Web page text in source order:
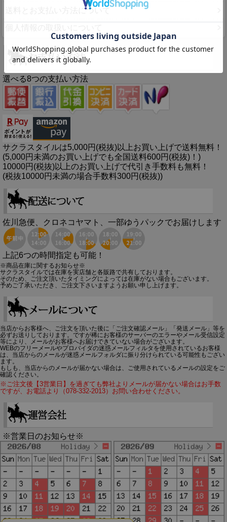
送料とお支払い方法について
選べる8つの支払い方法
サクラスタイルは5,000円(税抜)以上お買い上げで送料無料！
(5,000円未満のお買い上げでも全国送料600円(税抜)！)
10000円(税抜)以上のお買い上げで代引き手数料も無料！
(税抜10000円未満の場合手数料300円(税抜))
佐川急便、クロネコヤマト、一部ゆうパックでお届けします
上記6つの時間指定も可能！
※商品在庫に関するお知らせ※
サクラスタイルでは在庫を実店舗と各販路で共有しております。
そのため、ご注文頂いたタイミングによっては在庫がない場合もございます。
予めご了承いただき、ご注文下さいますようお願い申し上げます。
当店からお客様へ、ご注文を頂いた後に「ご注文確認メール」「発送メール」等を
必ずお送りしております。ですが稀にお客様のサーバーのエラーやメール受信設定
等により、メールがお客様へお届けできていない場合がございます。
WEBのフリーメールやプロバイダの迷惑メールフィルタを使用されているお客様
は、当店からのメールが迷惑メールフォルダに振り分けられている可能性もござい
ます。
もしも、当店からのメールが届かない場合は、ご使用されているメールの設定をご
確認ください。
※ご注文後【3営業日】を過ぎても弊社よりメールが届かない場合はお手数
ですが、お電話より（078-332-2013）お問い合わせください。
※営業日のお知らせ※